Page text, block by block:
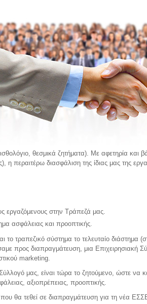
θεσμικά ζητήματα). Με αφετηρία και
η περαιτέρω διασφάλιση της ίδιας μας της
εργαζόμενους στην Τράπεζά μας.
ασφάλειας και προοπτικής.
τραπεζικό σύστημα το τελευταίο διάστημα
προς διαπραγμάτευση, μια Επιχειρησιακή
marketing.
μας, είναι τώρα το ζητούμενο, ώστε να
αξιοπρέπειας, προοπτικής.
θα τεθεί σε διαπραγμάτευση για τη νέα ΕΣΣΕ